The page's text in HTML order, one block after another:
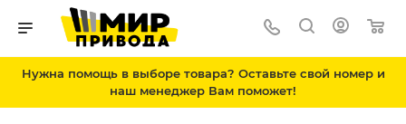
Нужна помощь в выборе товара? Оставьте свой номер и
наш менеджер Вам поможет!